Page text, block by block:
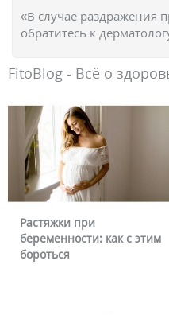
«В случае раздражения
обратитесь к
FitoBlog - Всё о
Что такое афродизиаки и
как они действуют